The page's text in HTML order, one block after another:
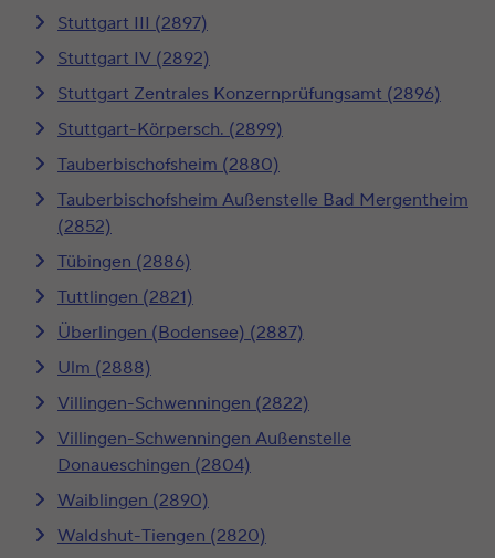
Stuttgart III (2897)
Stuttgart IV (2892)
Stuttgart Zentrales Konzernprüfungsamt (2896)
Stuttgart-Körpersch. (2899)
Tauberbischofsheim (2880)
Tauberbischofsheim Außenstelle Bad Mergentheim
(2852)
Tübingen (2886)
Tuttlingen (2821)
Überlingen (Bodensee) (2887)
Ulm (2888)
Villingen-Schwenningen (2822)
Villingen-Schwenningen Außenstelle
Donaueschingen (2804)
Waiblingen (2890)
Waldshut-Tiengen (2820)